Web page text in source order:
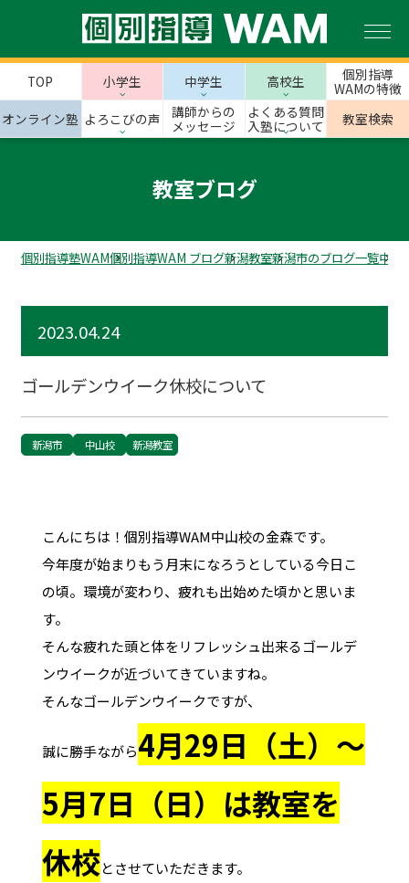
TOP 小学生 中学生 高校生
個別指導
WAMの特徴
オンライン塾 よろこびの声
講師からの
メッセージ
よくある質問
入塾について
教室検索
教室ブログ
個別指導塾WAM個別指導WAM ブログ新潟教室新潟市のブログ一覧中山
2023.04.24
ゴールデンウイーク休校について
新潟市 中山校 新潟教室
こんにちは！個別指導WAM中山校の金森です。
今年度が始まりもう月末になろうとしている今日こ
の頃。環境が変わり、疲れも出始めた頃かと思いま
す。
そんな疲れた頭と体をリフレッシュ出来るゴールデ
ンウイークが近づいてきていますね。
そんなゴールデンウイークですが、
誠に勝手ながら4月29日（土）～
5月7日（日）は教室を
休校とさせていただきます。